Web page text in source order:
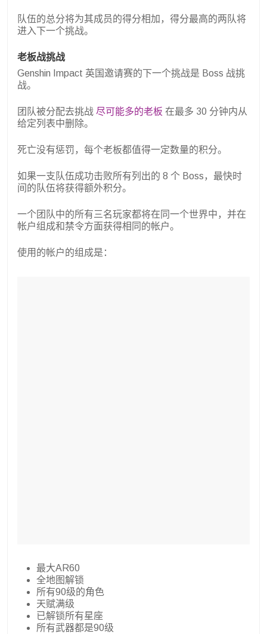
队伍的总分将为其成员的得分相加，得分最高的两队将
进入下一个挑战。
老板战挑战
Genshin Impact 英国邀请赛的下一个挑战是 Boss 战挑
战。
团队被分配去挑战 尽可能多的老板 在最多 30 分钟内从
给定列表中删除。
死亡没有惩罚，每个老板都值得一定数量的积分。
如果一支队伍成功击败所有列出的 8 个 Boss，最快时
间的队伍将获得额外积分。
一个团队中的所有三名玩家都将在同一个世界中，并在
帐户组成和禁令方面获得相同的帐户。
使用的帐户的组成是：
最大AR60
全地图解锁
所有90级的角色
天赋满级
已解锁所有星座
所有武器都是90级